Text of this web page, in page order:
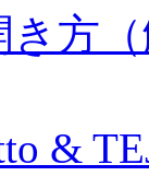
方
&